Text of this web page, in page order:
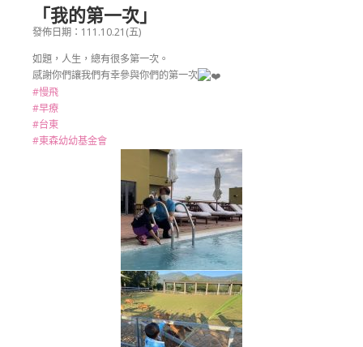
「我的第一次」
發佈日期：111.10.21(五)
如題，人生，總有很多第一次。
感謝你們讓我們有幸參與你們的第一次
#慢飛
#早療
#台東
#東森幼幼基金會